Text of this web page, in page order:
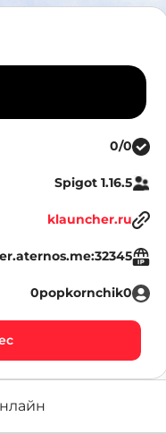
0/0
Spigot 1.16.5
klauncher.ru
0popkornchik0